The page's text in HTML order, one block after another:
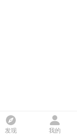
发现 我的